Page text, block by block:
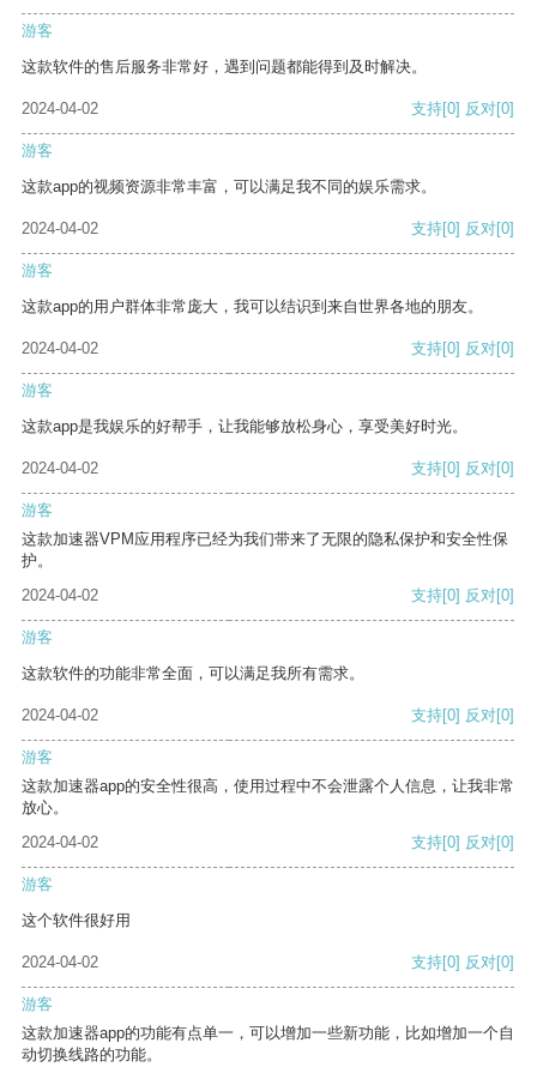
游客
这款软件的售后服务非常好，遇到问题都能得到及时解决。
2024-04-02 支持[0] 反对[0]
游客
这款app的视频资源非常丰富，可以满足我不同的娱乐需求。
2024-04-02 支持[0] 反对[0]
游客
这款app的用户群体非常庞大，我可以结识到来自世界各地的朋友。
2024-04-02 支持[0] 反对[0]
游客
这款app是我娱乐的好帮手，让我能够放松身心，享受美好时光。
2024-04-02 支持[0] 反对[0]
游客
这款加速器VPM应用程序已经为我们带来了无限的隐私保护和安全性保
护。
2024-04-02
支持[0] 反对[0]
游客
这款软件的功能非常全面，可以满足我所有需求。
2024-04-02 支持[0] 反对[0]
游客
这款加速器app的安全性很高，使用过程中不会泄露个人信息，让我非常
放心。
2024-04-02
支持[0] 反对[0]
游客
这个软件很好用
2024-04-02 支持[0] 反对[0]
游客
这款加速器app的功能有点单一，可以增加一些新功能，比如增加一个自
动切换线路的功能。